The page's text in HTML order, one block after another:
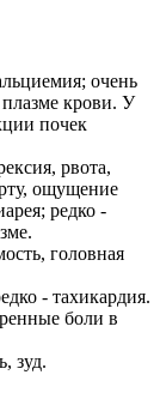
очень
крови. У
почек
рвота,
ощущение
редко -
головная
- тахикардия.
боли в
зуд.